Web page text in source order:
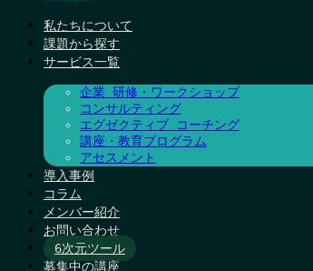
私たちについて
課題から探す
サービス一覧
企業 研修・ワークショップ
コンサルティング
エグゼクティブ コーチング
講座・教育プログラム
アセスメント
導入事例
コラム
メンバー紹介
お問い合わせ
6次元ツール
募集中の講座